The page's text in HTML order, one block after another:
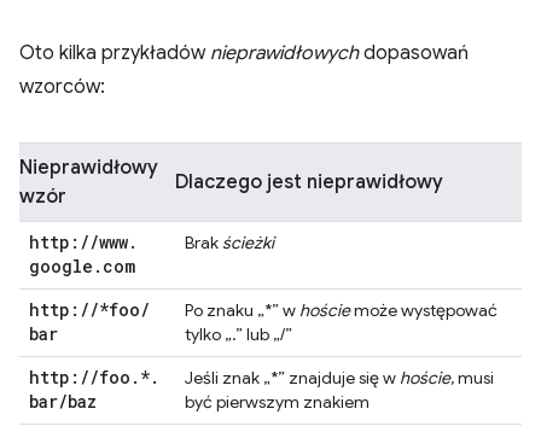
Oto kilka przykładów nieprawidłowychdopasowań
wzorców:
Nieprawidłowy
wzór
Dlaczego jest nieprawidłowy
http: //www.
google . com
Brak ścieżki
http: //*foo/
bar
Po znaku „*” w hościemoże występować
tylko „.” lub „/”
http: //foo . *.
bar/baz
Jeśli znak „*” znajduje się w hoście, musi
być pierwszym znakiem